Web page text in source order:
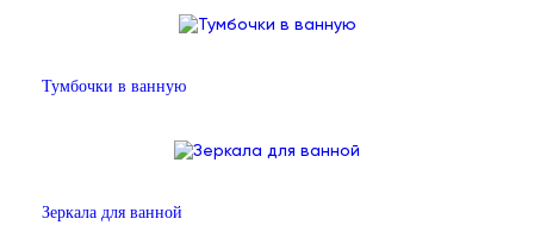
Тумбочки в ванную
Зеркала для ванной